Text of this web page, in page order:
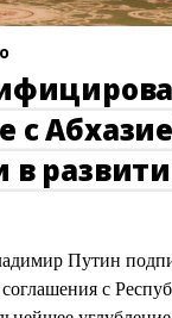
с
в
Путин
с